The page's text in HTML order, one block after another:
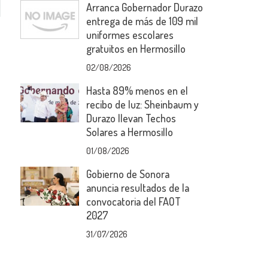
Arranca Gobernador Durazo
entrega de más de 109 mil
uniformes escolares
gratuitos en Hermosillo
02/08/2026
Hasta 89% menos en el
recibo de luz: Sheinbaum y
Durazo llevan Techos
Solares a Hermosillo
01/08/2026
Gobierno de Sonora
anuncia resultados de la
convocatoria del FAOT
2027
31/07/2026